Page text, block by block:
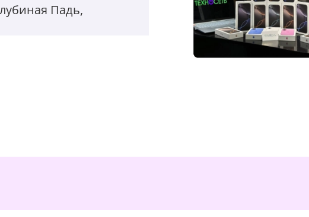
дала. Рискну предположить, что продажи iPhone 16 Pro будут
золотой цвет и на этом всё. Те же привычныетри камеры
Падь,